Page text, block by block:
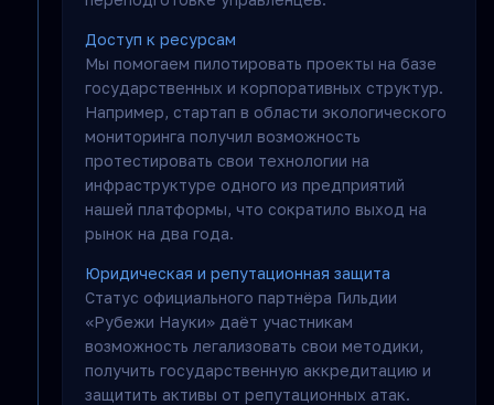
Доступ к ресурсам
Мы помогаем пилотировать проекты на базе
государственных и корпоративных структур.
Например, стартап в области экологического
мониторинга получил возможность
протестировать свои технологии на
инфраструктуре одного из предприятий
нашей платформы, что сократило выход на
рынок на два года.
Юридическая и репутационная защита
Статус официального партнёра Гильдии
«Рубежи Науки» даёт участникам
возможность легализовать свои методики,
получить государственную аккредитацию и
защитить активы от репутационных атак.